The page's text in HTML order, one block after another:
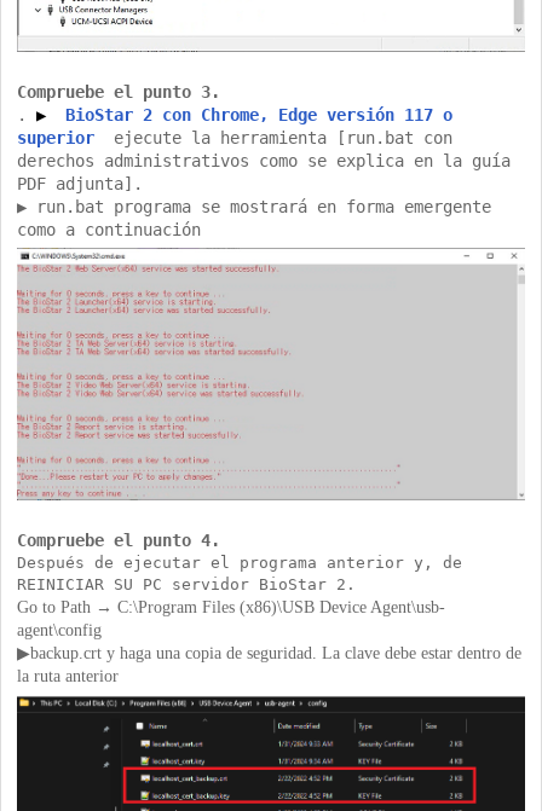
Compruebe el punto 3.
. ▶
BioStar 2 con Chrome, Edge versión 117 o
superior
ejecute la herramienta [run.bat con
derechos administrativos como se explica en la guía
PDF adjunta].
▶ run.bat programa se mostrará en forma emergente
como a continuación
Compruebe el punto 4.
Después de ejecutar el programa anterior y, de
REINICIAR SU PC servidor BioStar 2.
Go to Path → C:\Program Files (x86)\USB Device Agent\usb-
agent\config
▶backup.crt y haga una copia de seguridad. La clave debe estar dentro de
la ruta anterior